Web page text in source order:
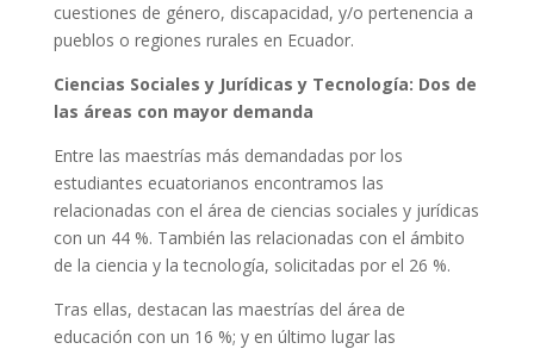
cuestiones de género, discapacidad, y/o pertenencia a
pueblos o regiones rurales en Ecuador.
Ciencias Sociales y Jurídicas y Tecnología: Dos de
las áreas con mayor demanda
Entre las maestrías más demandadas por los
estudiantes ecuatorianos encontramos las
relacionadas con el área de ciencias sociales y jurídicas
con un 44 %. También las relacionadas con el ámbito
de la ciencia y la tecnología, solicitadas por el 26 %.
Tras ellas, destacan las maestrías del área de
educación con un 16 %; y en último lugar las